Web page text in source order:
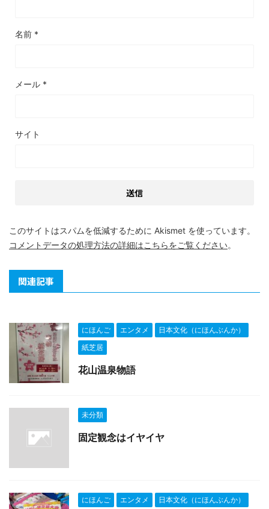
名前 *
メール *
サイト
このサイトはスパムを低減するために Akismet を使っています。
コメントデータの処理方法の詳細はこちらをご覧ください。
関連記事
にほんご エンタメ
日本文化（にほんぶんか）
紙芝居
花山温泉物語
未分類
固定観念はイヤイヤ
にほんご エンタメ
日本文化（にほんぶんか）